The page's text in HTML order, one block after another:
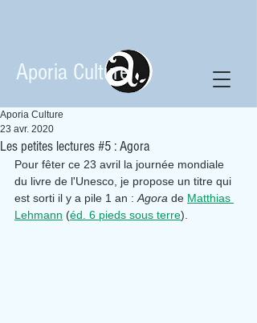
Aporia Culture
Les petites lectures #5 : Agora
Aporia Culture
23 avr. 2020
Pour fêter ce 23 avril la journée mondiale
du livre de l'Unesco, je propose un titre qui
est sorti il y a pile 1 an : Agora de Matthias
Lehmann (éd. 6 pieds sous terre).